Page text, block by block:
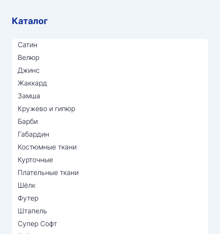
Каталог
Сатин
Велюр
Джинс
Жаккард
Замша
Кружево и гипюр
Барби
Габардин
Костюмные ткани
Курточные
Плательные ткани
Шёлк
Футер
Штапель
Супер Софт